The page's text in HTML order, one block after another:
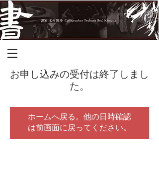
お申し込みの受付は終了しまし
た。
ホームへ戻る。他の日時確認
は前画面に戻ってください。